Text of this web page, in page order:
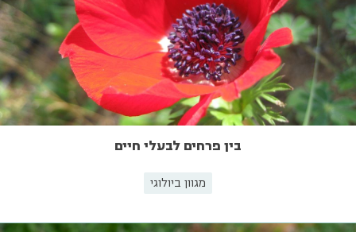
בין פרחים לבעלי חיים
מגוון ביולוגי